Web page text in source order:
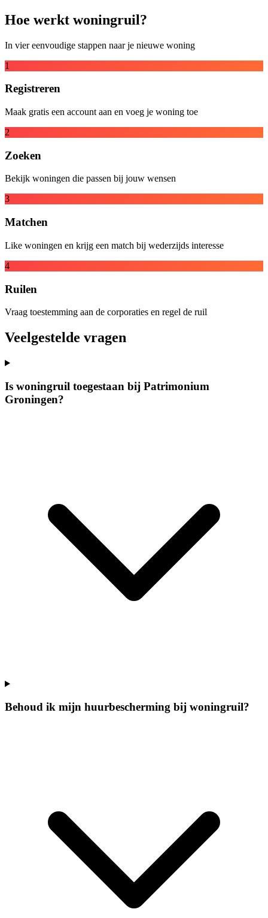
Hoe werkt woningruil?
In vier eenvoudige stappen naar je nieuwe woning
1
Registreren
Maak gratis een account aan en voeg je woning toe
2
Zoeken
Bekijk woningen die passen bij jouw wensen
3
Matchen
Like woningen en krijg een match bij wederzijds interesse
4
Ruilen
Vraag toestemming aan de corporaties en regel de ruil
Veelgestelde vragen
Is woningruil toegestaan bij Patrimonium
Groningen?
Behoud ik mijn huurbescherming bij woningruil?